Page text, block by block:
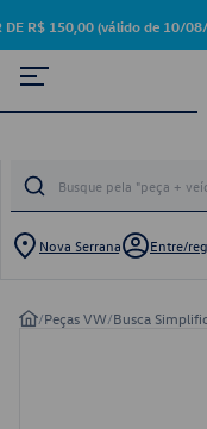
DE R$ 150,00 (válido de 10/
Nova Serrana Entre/
/Peças VW/Busca